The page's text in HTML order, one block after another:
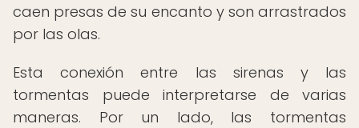
caen presas de su encanto y son arrastrados
por las olas.
Esta conexión entre las sirenas y las
tormentas puede interpretarse de varias
maneras. Por un lado, las tormentas